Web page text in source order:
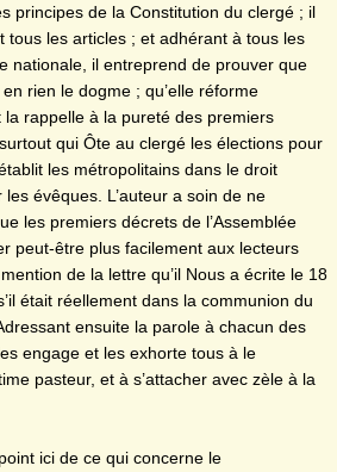
principes de la Constitution du clergé ; il
tous les articles ; et adhérant à tous les
nationale, il entreprend de prouver que
rien le dogme ; qu’elle réforme
rappelle à la pureté des premiers
qui Ôte au clergé les élections pour
les métropolitains dans le droit
évêques. L’auteur a soin de ne
les premiers décrets de l’Assemblée
peut-être plus facilement aux lecteurs
de la lettre qu’il Nous a écrite le 18
était réellement dans la communion du
ensuite la parole à chacun des
engage et les exhorte tous à le
pasteur, et à s’attacher avec zèle à la
ici de ce qui concerne le